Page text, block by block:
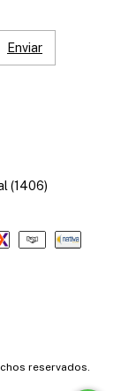
(1406)
reservados.